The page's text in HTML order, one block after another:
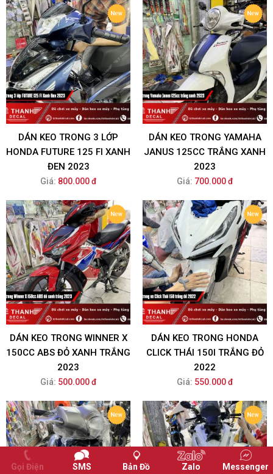
DÁN KEO TRONG 3 LỚP
HONDA FUTURE 125 FI XANH
ĐEN 2023
Giá: 800.000 đ
DÁN KEO TRONG YAMAHA
JANUS 125CC TRẮNG XANH
2023
Giá: 700.000 đ
DÁN KEO TRONG WINNER X
150CC ABS ĐỎ XANH TRẮNG
2023
Giá: 500.000 đ
DÁN KEO TRONG HONDA
CLICK THÁI 150I TRẮNG ĐỎ
2022
Giá: 550.000 đ
Gọi Điện SMS Bản Đồ Zalo Messenger